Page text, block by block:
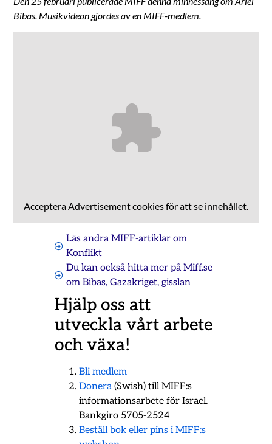
Bibas. Musikvideon gjordes av en MIFF-medlem.
Acceptera Advertisementcookies för att se innehållet.
Läs andra MIFF-artiklar om
Konflikt
Du kan också hitta mer på Miff.se
om Bibas, Gazakriget, gisslan
Hjälp oss att
utveckla vårt arbete
och växa!
Bli medlem
Donera(Swish) till MIFF:s
informationsarbete för Israel.
Bankgiro 5705-2524
Beställ bok eller pins i MIFF:s